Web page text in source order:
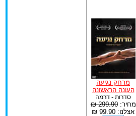
מרחק נגיעה
העונה הראשונה
סדרות - דרמה
מחיר:299.90 ₪
אצלנו: 99.90 ₪